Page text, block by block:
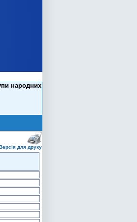
народних
Версія для друку